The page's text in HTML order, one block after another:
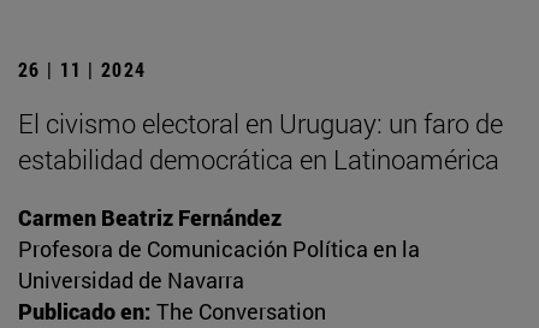
26 | 11 | 2024
El civismo electoral en Uruguay: un faro de
estabilidad democrática en Latinoamérica
Carmen Beatriz Fernández
Profesora de Comunicación Política en la
Universidad de Navarra
Publicado en: The Conversation